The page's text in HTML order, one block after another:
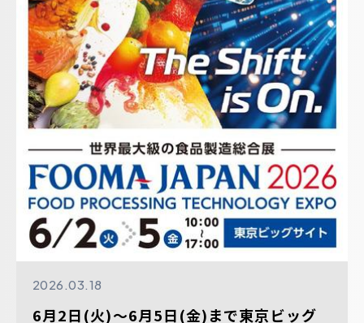
2026.03.18
6月2日(火)～6月5日(金)まで東京ビッグ